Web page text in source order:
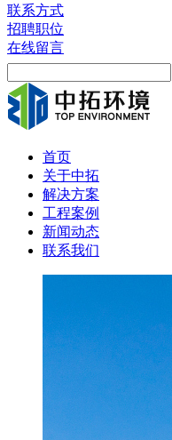
联系方式
招聘职位
在线留言
首页
关于中拓
解决方案
工程案例
新闻动态
联系我们